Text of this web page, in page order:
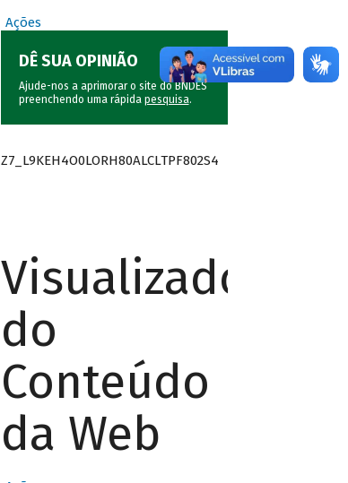
Ações
DÊ SUA OPINIÃO
Ajude-nos a aprimorar o site do BNDES
preenchendo uma rápida pesquisa.
Z7_L9KEH4O0LORH80ALCLTPF802S4
Visualizador
do
Conteúdo
da Web